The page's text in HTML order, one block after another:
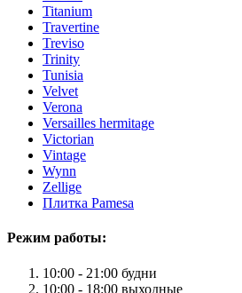
Titanium
Travertine
Treviso
Trinity
Tunisia
Velvet
Verona
Versailles hermitage
Victorian
Vintage
Wynn
Zellige
Плитка Pamesa
Режим работы:
10:00 - 21:00 будни
10:00 - 18:00 выходные